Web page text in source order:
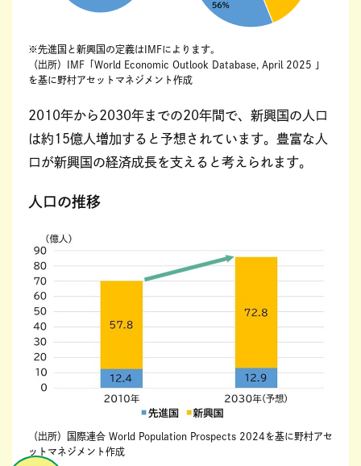
※先進国と新興国の定義はIMFによります。
（出所）IMF「World Economic Outlook Database, April 2025 」
を基に野村アセットマネジメント作成
2010年から2030年までの20年間で、新興国の人口
は約15億人増加すると予想されています。豊富な人
口が新興国の経済成長を支えると考えられます。
人口の推移
（出所）国際連合 World Population Prospects 2024を基に野村アセ
ットマネジメント作成